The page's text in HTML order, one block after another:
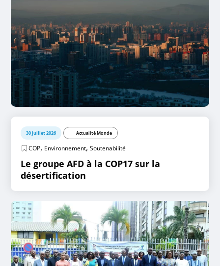
30 juillet 2026 Actualité Monde
COP, Environnement,Soutenabilité
Le groupe AFD à la COP17 sur la
désertification